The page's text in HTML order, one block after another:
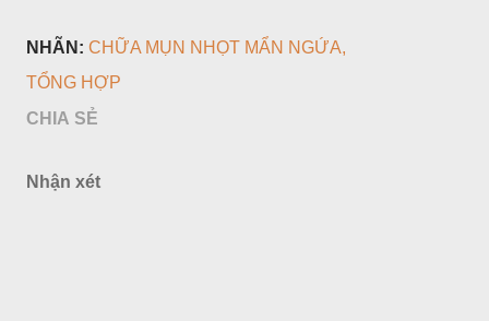
NHÃN: CHỮA MỤN NHỌT MẨN NGỨA
TỔNG HỢP
CHIA SẺ
Nhận xét